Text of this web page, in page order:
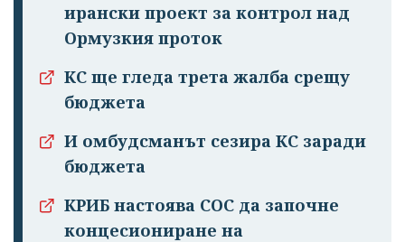
ирански проект за контрол над
Ормузкия проток
КС ще гледа трета жалба срещу
бюджета
И омбудсманът сезира КС заради
бюджета
КРИБ настоява СОС да започне
концесиониране на